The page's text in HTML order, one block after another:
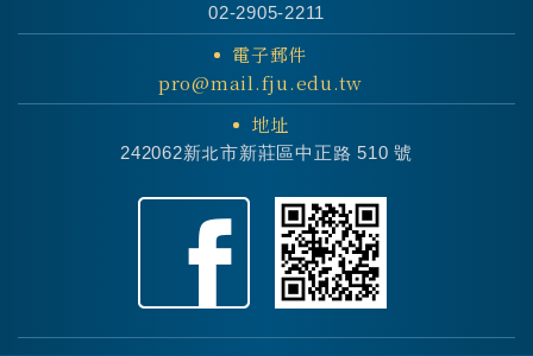
02-2905-2211
電子郵件
pro@mail.fju.edu.tw
地址
242062新北市新莊區中正路 510 號